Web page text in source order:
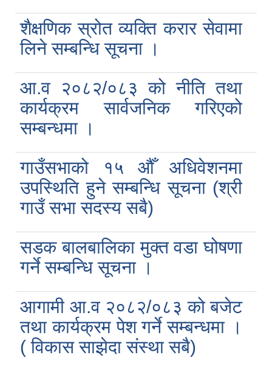
शैक्षणिक स्रोत व्यक्ति करार सेवामा
लिने सम्बन्धि सूचना ।
आ.व २०८२/०८३ को नीति तथा
कार्यक्रम सार्वजनिक गरिएको
सम्बन्धमा ।
गाउँसभाको १५ ‍‍औँ अधिवेशनमा
उपस्थिति हुने सम्बन्धि सूचना (श्री
गाउँ सभा सदस्य सबै)
सडक बालबालिका मुक्त वडा घोषणा
गर्ने सम्बन्धि सूचना ।
आगामी आ.व २०८२/०८३ को बजेट
तथा कार्यक्रम पेश गर्ने सम्बन्धमा ।
( विकास साझेदा संस्था सबै)